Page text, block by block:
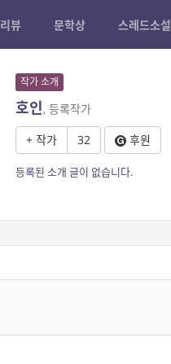
리뷰 문학상 스레드소설
작가 소개
호인, 등록작가
+ 작가
32 후원
등록된 소개 글이 없습니다.